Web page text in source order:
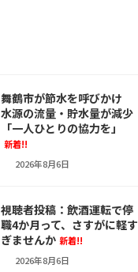
舞鶴市が節水を呼びかけ
水源の流量・貯水量が減少
「一人ひとりの協力を」
新着!!
2026年8月6日
視聴者投稿：飲酒運転で停
職4か月って、さすがに軽す
ぎませんか 新着!!
2026年8月6日